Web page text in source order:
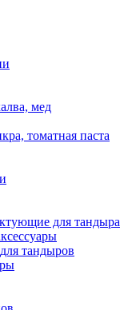
мед
томатная паста
для тандыра
тандыров